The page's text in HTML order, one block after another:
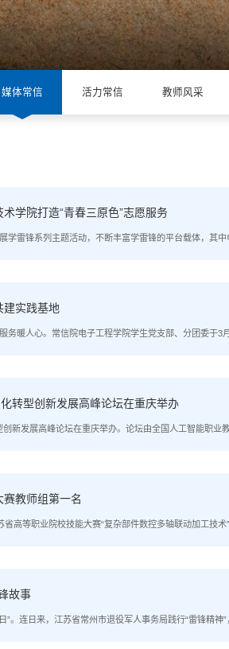
媒体常信 活力常信 教师风采
学院打造“青春三原色”志愿服务
雷锋系列主题活动，不断丰富学雷锋的平台载体，其中
建实践基地
暖人心。常信院电子工程学院学生党支部、分团委于3
转型创新发展高峰论坛在重庆举办
新发展高峰论坛在重庆举办。论坛由全国人工智能职业
教师组第一名
高等职业院校技能大赛“复杂部件数控多轴联动加工技
故事
连日来，江苏省常州市退役军人事务局践行“雷锋精神”